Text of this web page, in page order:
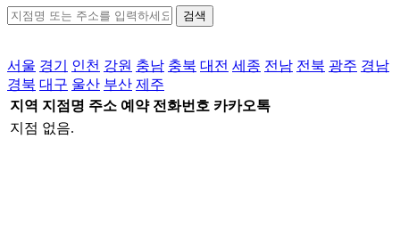
검색
서울 경기 인천 강원 충남 충북 대전 세종 전남 전북 광주 경남
경북 대구 울산 부산 제주
지역 지점명 주소 예약 전화번호 카카오톡
지점 없음.